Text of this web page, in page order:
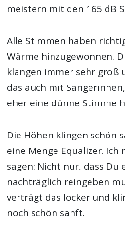
meistern mit den 165 dB
Alle Stimmen haben
Wärme hinzugewonnen.
klangen immer sehr groß
das auch mit
eher eine dünne Stimme
Die Höhen klingen schön
eine Menge Equalizer. Ich
sagen: Nicht nur, dass Du
nachträglich reingeben
verträgt das locker und
noch schön sanft.